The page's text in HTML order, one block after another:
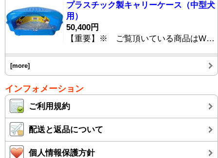
プラスチック製キャリーケース（中型犬
用）
50,400円
【重要】※ ご覧頂いている商品はWEBショッピングシステムのデモサイトに掲載しているダミー商品です。実際のご購入は出来ません。 プラスチック製キャリーケース[Doggy Catty DD-0119]は、傷に強い特殊プラスチック製キャリーバッグです。 航空機内に持ち込み可能で、シートの下に上手く収められる大きさに作られています。 また、航空機にも使われる新素材グラファイトを使用しているため、「軽く」「丈夫」で「汚れにくい」ため、長期の旅行にも最適です。 独特のデザインと共に、内部の居住性にも気遣いがあふれており、床面のクッションは勿論、側面にもクッションが取り付けられており、わんちゃんも大安心。 ストラップの取り付け位置も変更可能。 一緒に「お出かけ用シュラフ SKシリーズ」(写真上)をお求めいただければ、防汚性・撥水性に優れた[Doggy Catty cc-0009]で、アウトドアはもちろん、海外旅行でもいつでもワンちゃんと一緒です。
[more]
インフォメーション
ご利用規約
配送と返品について
個人情報保護方針